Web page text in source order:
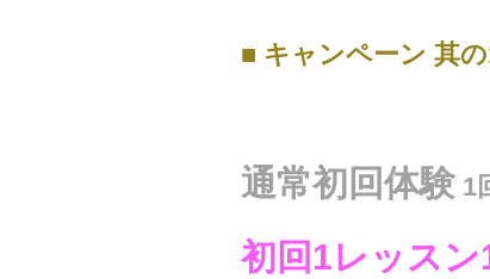
■ キャンペーン 其
通常初回体験1
初回1レッスン